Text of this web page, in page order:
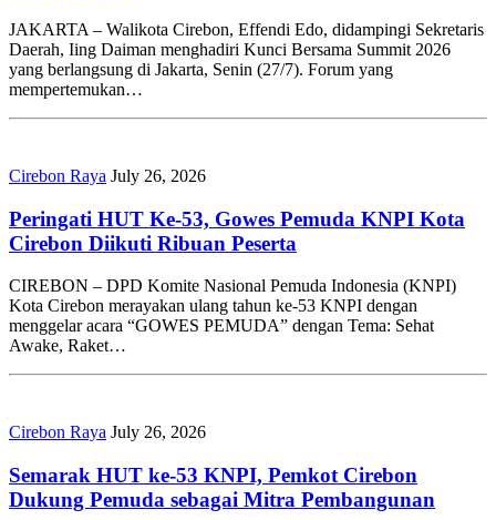
JAKARTA – Walikota Cirebon, Effendi Edo, didampingi Sekretaris
Daerah, Iing Daiman menghadiri Kunci Bersama Summit 2026
yang berlangsung di Jakarta, Senin (27/7). Forum yang
mempertemukan…
Cirebon Raya July 26, 2026
Peringati HUT Ke-53, Gowes Pemuda KNPI Kota
Cirebon Diikuti Ribuan Peserta
CIREBON – DPD Komite Nasional Pemuda Indonesia (KNPI)
Kota Cirebon merayakan ulang tahun ke-53 KNPI dengan
menggelar acara “GOWES PEMUDA” dengan Tema: Sehat
Awake, Raket…
Cirebon Raya July 26, 2026
Semarak HUT ke-53 KNPI, Pemkot Cirebon
Dukung Pemuda sebagai Mitra Pembangunan